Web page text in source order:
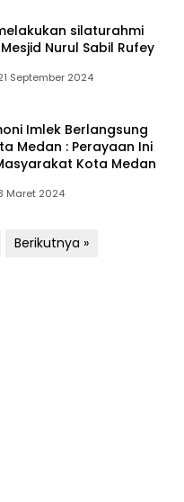
silaturahmi
Nurul Sabil Rufey
September 2024
Imlek Berlangsung
Medan : Perayaan Ini
Kota Medan
Maret 2024
Berikutnya »